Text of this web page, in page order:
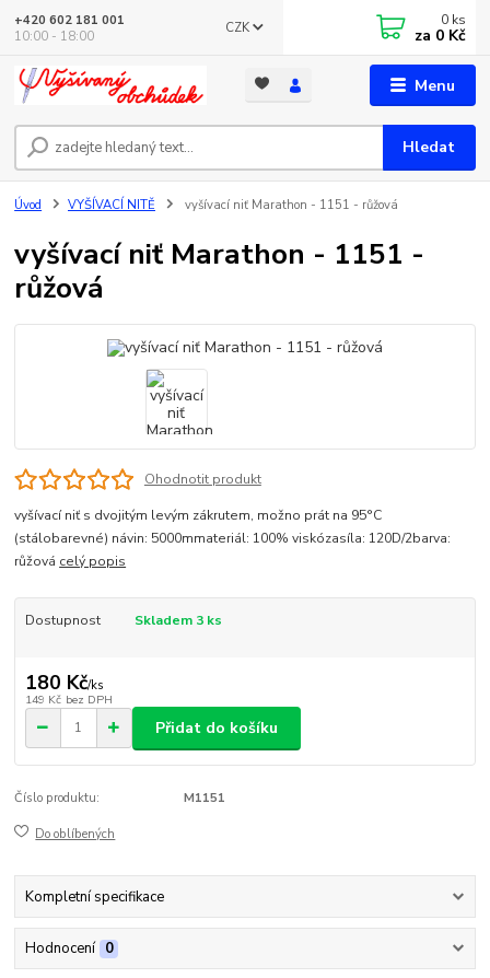
Menu
CZK
Hledat
+420 602 181 001
10:00 - 18:00
0 ks
za 0 Kč
Úvod VYŠÍVACÍ NITĚ vyšívací niť Marathon - 1151 - růžová
vyšívací niť Marathon - 1151 -
růžová
Ohodnotit produkt
vyšívací niť s dvojitým levým zákrutem, možno prát na 95°C
(stálobarevné) návin: 5000mmateriál: 100% viskózasíla: 120D/2barva:
růžová celý popis
Dostupnost Skladem 3 ks
180 Kč/ks
149 Kč bez DPH
Přidat do košíku
Číslo produktu: M1151
Do oblíbených
Kompletní specifikace
Hodnocení 0